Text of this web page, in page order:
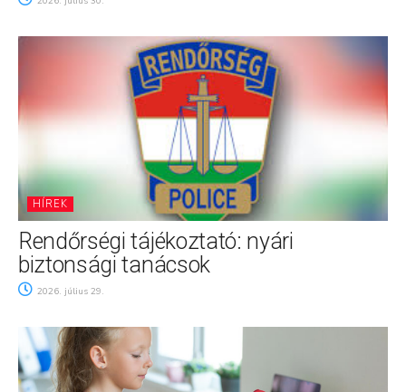
HÍREK
Rendőrségi tájékoztató: nyári
biztonsági tanácsok
2026. július 29.